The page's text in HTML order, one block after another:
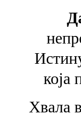
која
Хвала